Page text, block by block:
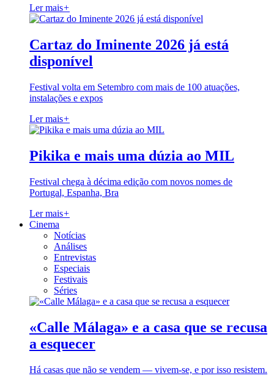
Ler mais+
Cartaz do Iminente 2026 já está
disponível
Festival volta em Setembro com mais de 100 atuações,
instalações e expos
Ler mais+
Pikika e mais uma dúzia ao MIL
Festival chega à décima edição com novos nomes de
Portugal, Espanha, Bra
Ler mais+
Cinema
Notícias
Análises
Entrevistas
Especiais
Festivais
Séries
«Calle Málaga» e a casa que se recusa
a esquecer
Há casas que não se vendem — vivem-se, e por isso resistem.